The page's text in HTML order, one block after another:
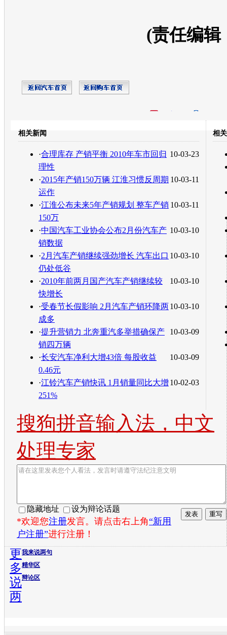
(责任编辑
转发至：
相关新闻
10-03-23
·合理库存 产销平衡 2010年车市回归
理性
10-03-11
·2015年产销150万辆 江淮习惯反周期
运作
10-03-11
·江淮公布未来5年产销规划 整车产销
150万
10-03-10
·中国汽车工业协会公布2月份汽车产
销数据
10-03-10
·2月汽车产销继续强劲增长 汽车出口
仍处低谷
10-03-10
·2010年前两月国产汽车产销继续较
快增长
10-03-10
·受春节长假影响 2月汽车产销环降两
成多
10-03-09
·提升营销力 北奔重汽多举措确保产
销四万辆
10-03-09
·长安汽车净利大增43倍 每股收益
0.46元
10-02-03
·江铃汽车产销快讯 1月销量同比大增
251%
相
搜狗拼音输入法，中文
处理专家
隐藏地址 设为辩论话题
*欢迎您注册发言。请点击右上角“新用
户注册”进行注册！
我来说两句
精华区
辩论区
更
多
说
两